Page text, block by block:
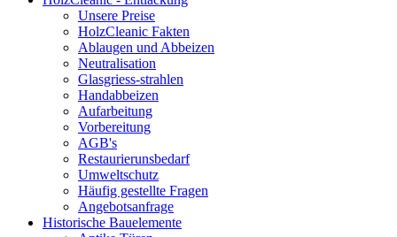
Unsere Preise
HolzCleanic Fakten
Ablaugen und Abbeizen
Neutralisation
Glasgriess-strahlen
Handabbeizen
Aufarbeitung
Vorbereitung
AGB's
Restaurierunsbedarf
Umweltschutz
Häufig gestellte Fragen
Angebotsanfrage
Historische Bauelemente